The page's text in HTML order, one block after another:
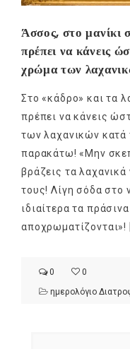
Άσσος, στο μανίκι
πρέπει να κάνεις
χρώμα των
Στο «κάδρο» και τα
πρέπει να κάνεις
των λαχανικών κατά
παρακάτω! «Μην
βράζεις τα
τους! Λίγη σόδα στο
ιδιαίτερα τα
αποχρωματίζονται»!
0
0
ημερολόγιο